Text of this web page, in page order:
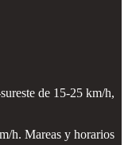
de 15-25 km/h,
h. Mareas y horarios